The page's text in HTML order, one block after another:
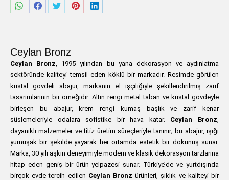
ShareShareShareShareShare
Ceylan Bronz
Ceylan Bronz, 1995 yılından bu yana dekorasyon ve aydınlatma
sektöründe kaliteyi temsil eden köklü bir markadır. Resimde görülen
kristal gövdeli abajur, markanın el işçiliğiyle şekillendirilmiş zarif
tasarımlarının bir örneğidir. Altın rengi metal taban ve kristal gövdeyle
birleşen bu abajur, krem rengi kumaş başlık ve zarif kenar
süslemeleriyle odalara sofistike bir hava katar. Ceylan Bronz,
dayanıklı malzemeler ve titiz üretim süreçleriyle tanınır; bu abajur, ışığı
yumuşak bir şekilde yayarak her ortamda estetik bir dokunuş sunar.
Marka, 30 yılı aşkın deneyimiyle modern ve klasik dekorasyon tarzlarına
hitap eden geniş bir ürün yelpazesi sunar. Türkiye’de ve yurtdışında
birçok evde tercih edilen Ceylan Bronz ürünleri, şıklık ve kaliteyi bir